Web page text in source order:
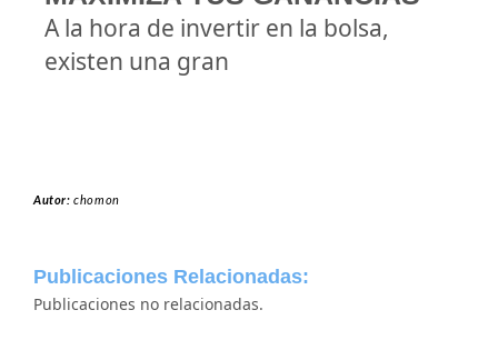
A la hora de invertir en la bolsa,
existen una gran
Autor:chomon
Publicaciones Relacionadas:
Publicaciones no relacionadas.